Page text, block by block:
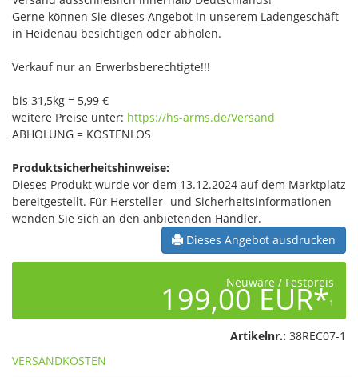
Gerne können Sie dieses Angebot in unserem Ladengeschäft
in Heidenau besichtigen oder abholen.
Verkauf nur an Erwerbsberechtigte!!!
bis 31,5kg = 5,99 €
weitere Preise unter: https://hs-arms.de/Versand
ABHOLUNG = KOSTENLOS
Produktsicherheitshinweise:
Dieses Produkt wurde vor dem 13.12.2024 auf dem Marktplatz
bereitgestellt. Für Hersteller- und Sicherheitsinformationen
wenden Sie sich an den anbietenden Händler.
Dieses Angebot ausdrucken
Neuware / Festpreis
199,00 EUR*1
Artikelnr.: 38REC07-1
VERSANDKOSTEN